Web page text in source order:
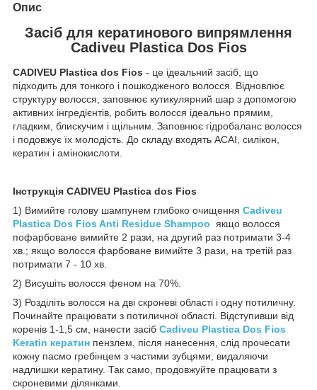
Опис
Засіб для кератинового випрямлення
Cadiveu Plastica Dos Fios
CADIVEU Plastica dos Fios - це ідеальний засіб, що
підходить для тонкого і пошкодженого волосся. Відновлює
структуру волосся, заповнює кутикулярний шар з допомогою
активних інгредієнтів, робить волосся ідеально прямим,
гладким, блискучим і щільним. Заповнює гідробаланс волосся
і подовжує їх молодість. До складу входять ACAI, силікон,
кератин і амінокислоти.
Інструкція CADIVEU Plastica dos Fios
1) Вимийте голову шампунем глибоко очищення Cadiveu
Plastica Dos Fios Anti Residue Shampoo якщо волосся
пофарбоване вимийте 2 рази, на другий раз потримати 3-4
хв.; якщо волосся фарбоване вимийте 3 рази, на третій раз
потримати 7 - 10 хв.
2) Висушіть волосся феном на 70%.
3) Розділіть волосся на дві скроневі області і одну потиличну.
Починайте працювати з потиличної області. Відступивши від
коренів 1-1,5 см, нанести засіб Cadiveu Plastica Dos Fios
Keratin кератин пензлем, після нанесення, слід прочесати
кожну пасмо гребінцем з частими зубцями, видаляючи
надлишки кератину. Так само, продовжуйте працювати з
скроневими ділянками.